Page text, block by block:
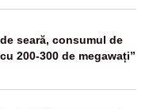
seară, consumul de
200-300 de megawați”